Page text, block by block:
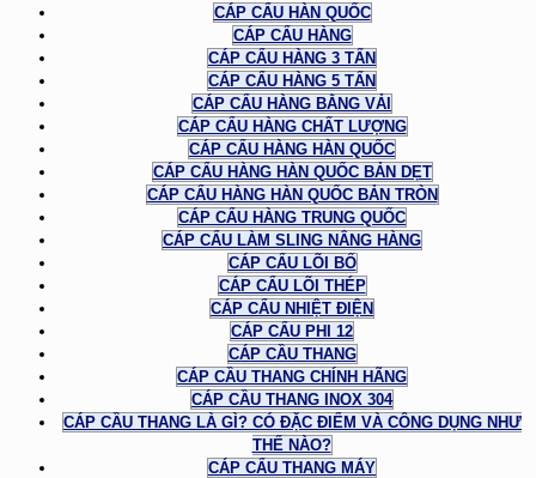
CÁP CẨU HÀN QUỐC
CÁP CẨU HÀNG
CÁP CẨU HÀNG 3 TẤN
CÁP CẨU HÀNG 5 TẤN
CÁP CẨU HÀNG BẰNG VẢI
CÁP CẨU HÀNG CHẤT LƯỢNG
CÁP CẨU HÀNG HÀN QUỐC
CÁP CẨU HÀNG HÀN QUỐC BẢN DẸT
CÁP CẨU HÀNG HÀN QUỐC BẢN TRÒN
CÁP CẨU HÀNG TRUNG QUỐC
CÁP CẨU LÀM SLING NÂNG HÀNG
CÁP CẨU LÕI BỐ
CÁP CẨU LÕI THÉP
CÁP CẨU NHIỆT ĐIỆN
CÁP CẨU PHI 12
CÁP CẦU THANG
CÁP CẦU THANG CHÍNH HÃNG
CÁP CẦU THANG INOX 304
CÁP CẦU THANG LÀ GÌ? CÓ ĐẶC ĐIỂM VÀ CÔNG DỤNG NHƯ
THẾ NÀO?
CÁP CẨU THANG MÁY